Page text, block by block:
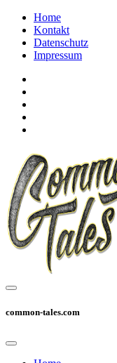
Home
Kontakt
Datenschutz
Impressum
common-tales.com